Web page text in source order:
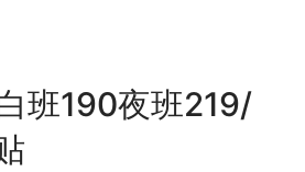
班190夜班219/